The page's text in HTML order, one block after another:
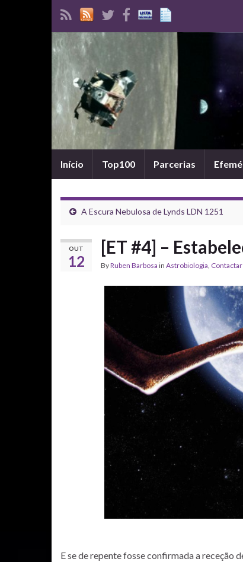
Início Top100 Parcerias
A Escura Nebulosa de Lynds LDN 1251
OUT
12
[ET #4] –
ByRuben Barbosa in Astrobiologia, Contactar
E se de repente fosse confirmada a receção